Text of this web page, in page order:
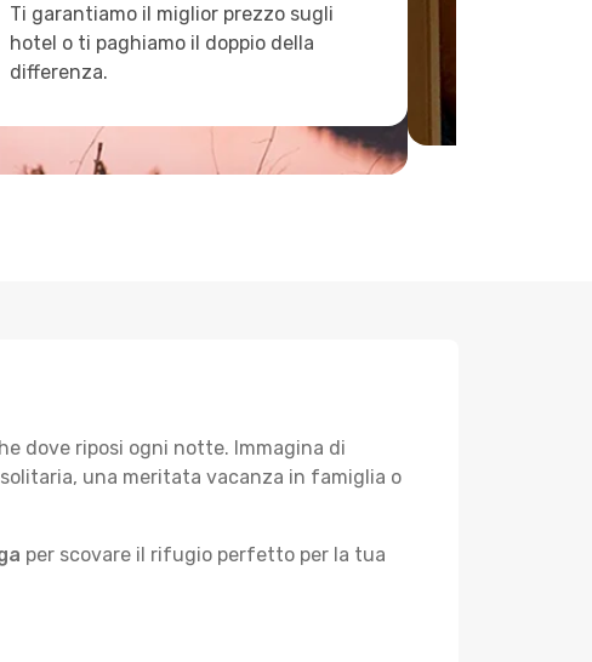
Ti garantiamo il miglior prezzo sugli
hotel o ti paghiamo il doppio della
differenza.
dove riposi ogni notte. Immagina di
una meritata vacanza in famiglia o
per scovare il rifugio perfetto per la tua